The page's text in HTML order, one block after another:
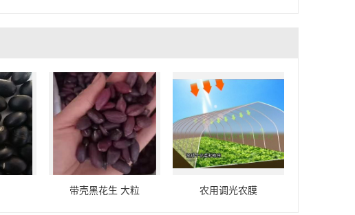
带壳黑花生 大粒 农用调光农膜